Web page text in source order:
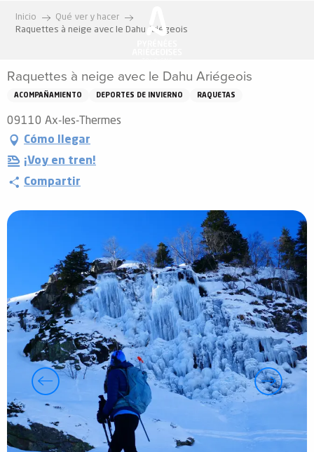
Inicio
Qué ver y hacer
Raquettes à neige avec le Dahu Ariégeois
Raquettes à neige avec le Dahu Ariégeois
ACOMPAÑAMIENTO DEPORTES DE INVIERNO RAQUETAS
09110 Ax-les-Thermes
Cómo llegar
¡Voy en tren!
Compartir